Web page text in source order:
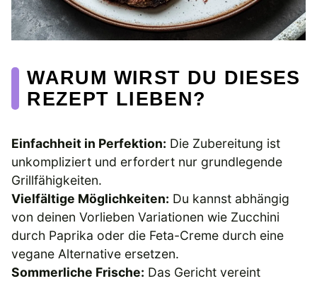
WARUM WIRST DU DIESES
REZEPT LIEBEN?
Einfachheit in Perfektion: Die Zubereitung ist
unkompliziert und erfordert nur grundlegende
Grillfähigkeiten.
Vielfältige Möglichkeiten: Du kannst abhängig
von deinen Vorlieben Variationen wie Zucchini
durch Paprika oder die Feta-Creme durch eine
vegane Alternative ersetzen.
Sommerliche Frische: Das Gericht vereint